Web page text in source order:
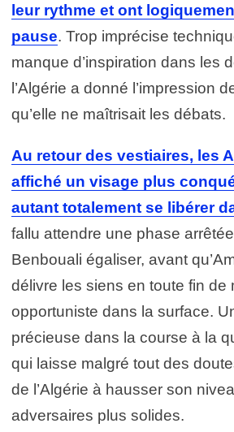
leur rythme et ont
pause. Trop imprécise
manque d’inspiration dans les
l’Algérie a donné l’impression
qu’elle ne maîtrisait les débats.
Au retour des vestiaires, les
affiché un visage plus
autant totalement se libérer
fallu attendre une phase
Benbouali égaliser, avant
délivre les siens en toute fin de
opportuniste dans la surface.
précieuse dans la course à la
qui laisse malgré tout des
de l’Algérie à hausser son
adversaires plus solides.